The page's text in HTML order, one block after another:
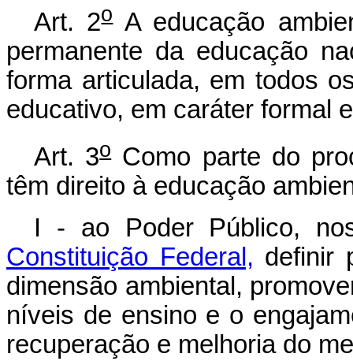
Art. 2oA educação
permanente da educação
forma articulada, em todos
educativo, em caráter formal
Art. 3oComo parte do
têm direito à educação
I - ao Poder Público,
Constituição Federal, definir
dimensão ambiental,
níveis de ensino e o
recuperação e melhoria do